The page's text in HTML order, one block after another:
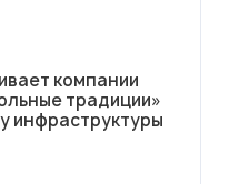
компании
традиции»
инфраструктуры